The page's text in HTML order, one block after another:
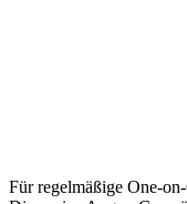
Für regelmäßige One-